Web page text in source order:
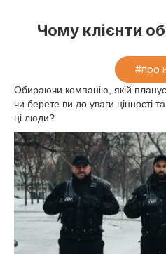
Чому клієнти
#про
Обираючи компанію, якій
чи берете ви до уваги цінності
ці люди?